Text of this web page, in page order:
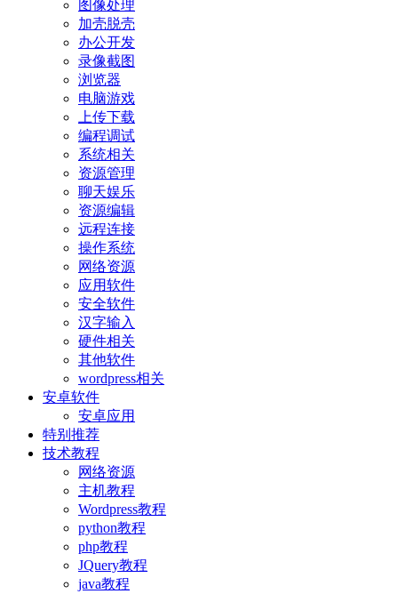
图像处理
加壳脱壳
办公开发
录像截图
浏览器
电脑游戏
上传下载
编程调试
系统相关
资源管理
聊天娱乐
资源编辑
远程连接
操作系统
网络资源
应用软件
安全软件
汉字输入
硬件相关
其他软件
wordpress相关
安卓软件
安卓应用
特别推荐
技术教程
网络资源
主机教程
Wordpress教程
python教程
php教程
JQuery教程
java教程